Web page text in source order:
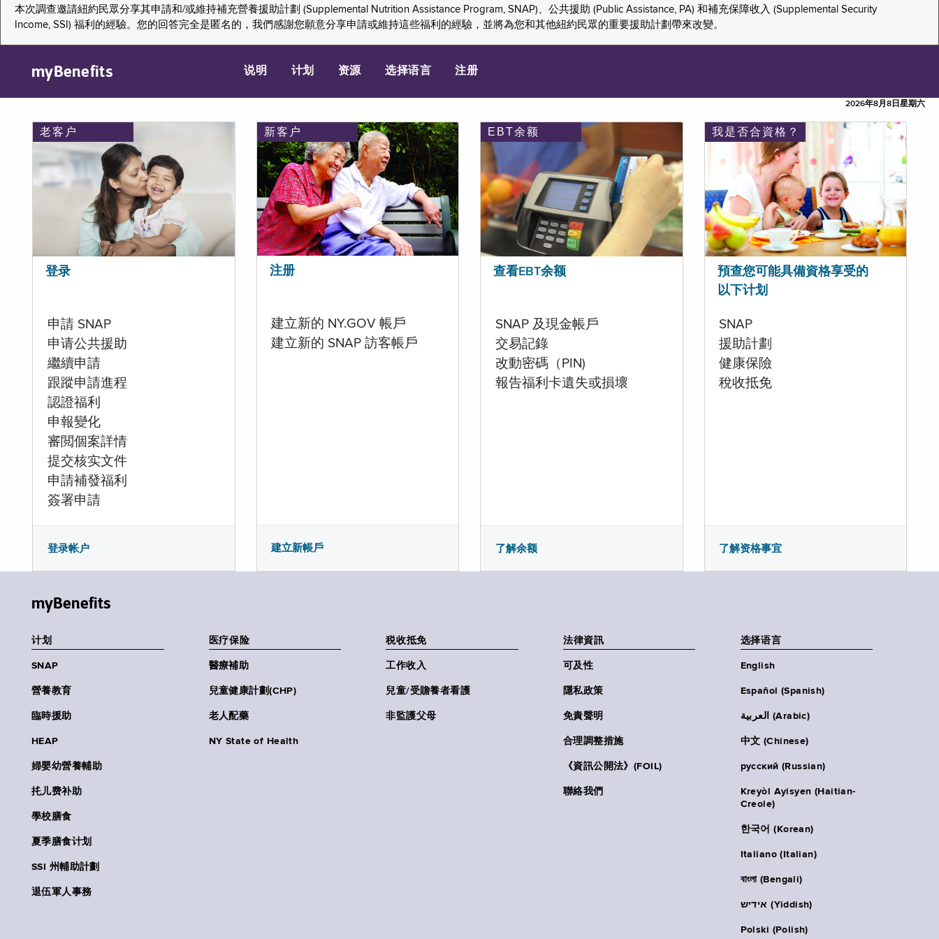
本次調查邀請紐約民眾分享其申請和/或維持補充營養援助計劃 (Supplemental Nutrition Assistance Program, SNAP)、公共援助 (Public Assistance, PA) 和補充保障收入 (Supplemental Security
Income, SSI) 福利的經驗。您的回答完全是匿名的，我們感謝您願意分享申請或維持這些福利的經驗，並將為您和其他紐約民眾的重要援助計劃帶來改變。
myBenefits 说明 计划 资源 选择语言 注册
2026年8月8日星期六
老客户
登录
申請 SNAP
申请公共援助
繼續申請
跟蹤申請進程
認證福利
申報變化
審閲個案詳情
提交核实文件
申請補發福利
簽署申請
登录帐户
新客户
注册
建立新的 NY.GOV 帳戶
建立新的 SNAP 訪客帳戶
建立新帳戶
EBT余额
查看EBT余额
SNAP 及現金帳戶
交易記錄
改動密碼（PIN)
報告福利卡遺失或損壞
了解余额
我是否合資格？
預查您可能具備資格享受的
以下计划
SNAP
援助計劃
健康保險
稅收抵免
了解资格事宜
myBenefits
计划
SNAP
營養教育
臨時援助
HEAP
婦嬰幼營養輔助
扥儿费补助
學校膳食
夏季膳食计划
SSI 州輔助計劃
退伍軍人事務
医疗保险
醫療補助
兒童健康計劃(CHP)
老人配藥
NY State of Health
税收抵免
工作收入
兒童/受贍養者看護
非監護父母
法律資訊
可及性
隱私政策
免責聲明
合理調整措施
《資訊公開法》(FOIL)
聯絡我們
选择语言
English
Español (Spanish)
العربية (Arabic)
中文 (Chinese)
русский (Russian)
Kreyòl Ayisyen (Haitian-
Creole)
한국어 (Korean)
Italiano (Italian)
বাংলা (Bengali)
אידיש (Yiddish)
Polski (Polish)